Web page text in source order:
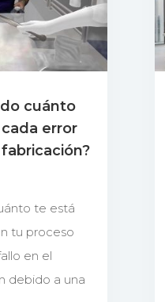
cuánto
error
te está
tu proceso
en el
debido a una